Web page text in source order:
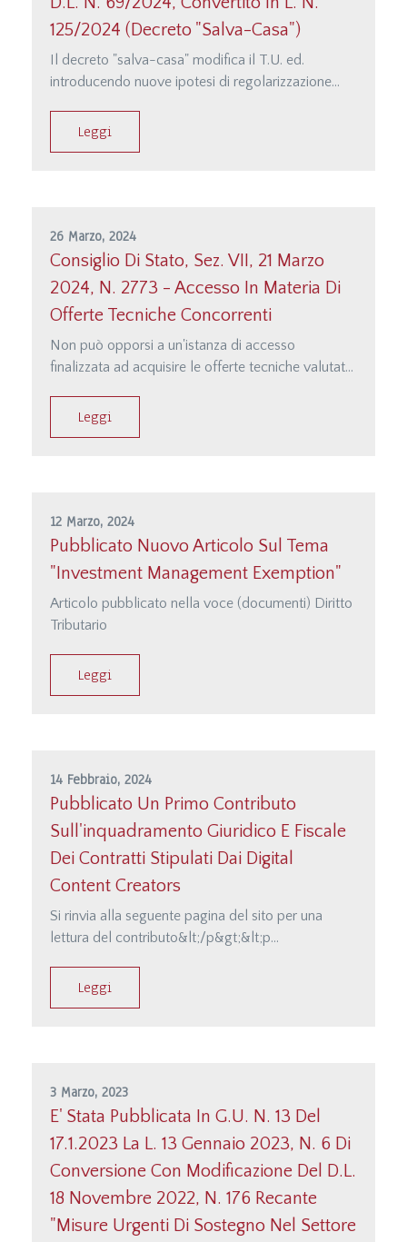
125/2024 (Decreto "salva-Casa")
Il decreto "salva-casa" modifica il T.U. ed.
introducendo nuove ipotesi di regolarizzazione
Leggi
26 Marzo, 2024
Consiglio Di Stato, Sez. VII, 21 Marzo
2024, N. 2773 - Accesso In Materia Di
Offerte Tecniche Concorrenti
Non può opporsi a un'istanza di accesso
finalizzata ad acquisire le offerte tecniche valutate
suo accoglimento, la mancata impugnazione nei
Leggi
12 Marzo, 2024
Pubblicato Nuovo Articolo Sul Tema
"Investment Management Exemption"
Articolo pubblicato nella voce (documenti) Diritto
Tributario
Leggi
14 Febbraio, 2024
Pubblicato Un Primo Contributo
Sull'inquadramento Giuridico E Fiscale
Dei Contratti Stipulati Dai Digital
Content Creators
Si rinvia alla seguente pagina del sito per una
lettura del contributo&lt;/p&gt;&lt;p
href=&quot;http://studiodamonte.it/it/digital-
Leggi
3 Marzo, 2023
E' Stata Pubblicata In G.U. N. 13 Del
17.1.2023 La L. 13 Gennaio 2023, N. 6 Di
Conversione Con Modificazione Del D.l.
18 Novembre 2022, N. 176 Recante
"Misure Urgenti Di Sostegno Nel Settore